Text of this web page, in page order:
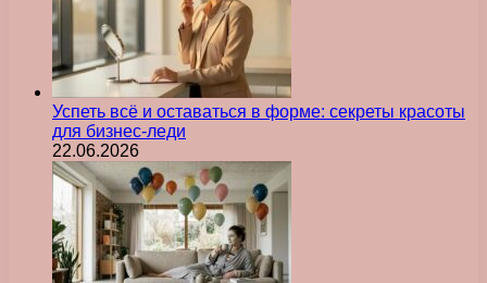
Успеть всё и оставаться в форме: секреты красоты
для бизнес-леди
22.06.2026